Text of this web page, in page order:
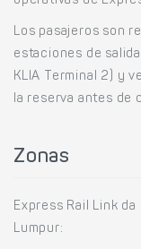
Los pasajeros son
estaciones de
KLIA Terminal 2) y
la reserva antes de
Zonas
Express Rail Link
Lumpur: